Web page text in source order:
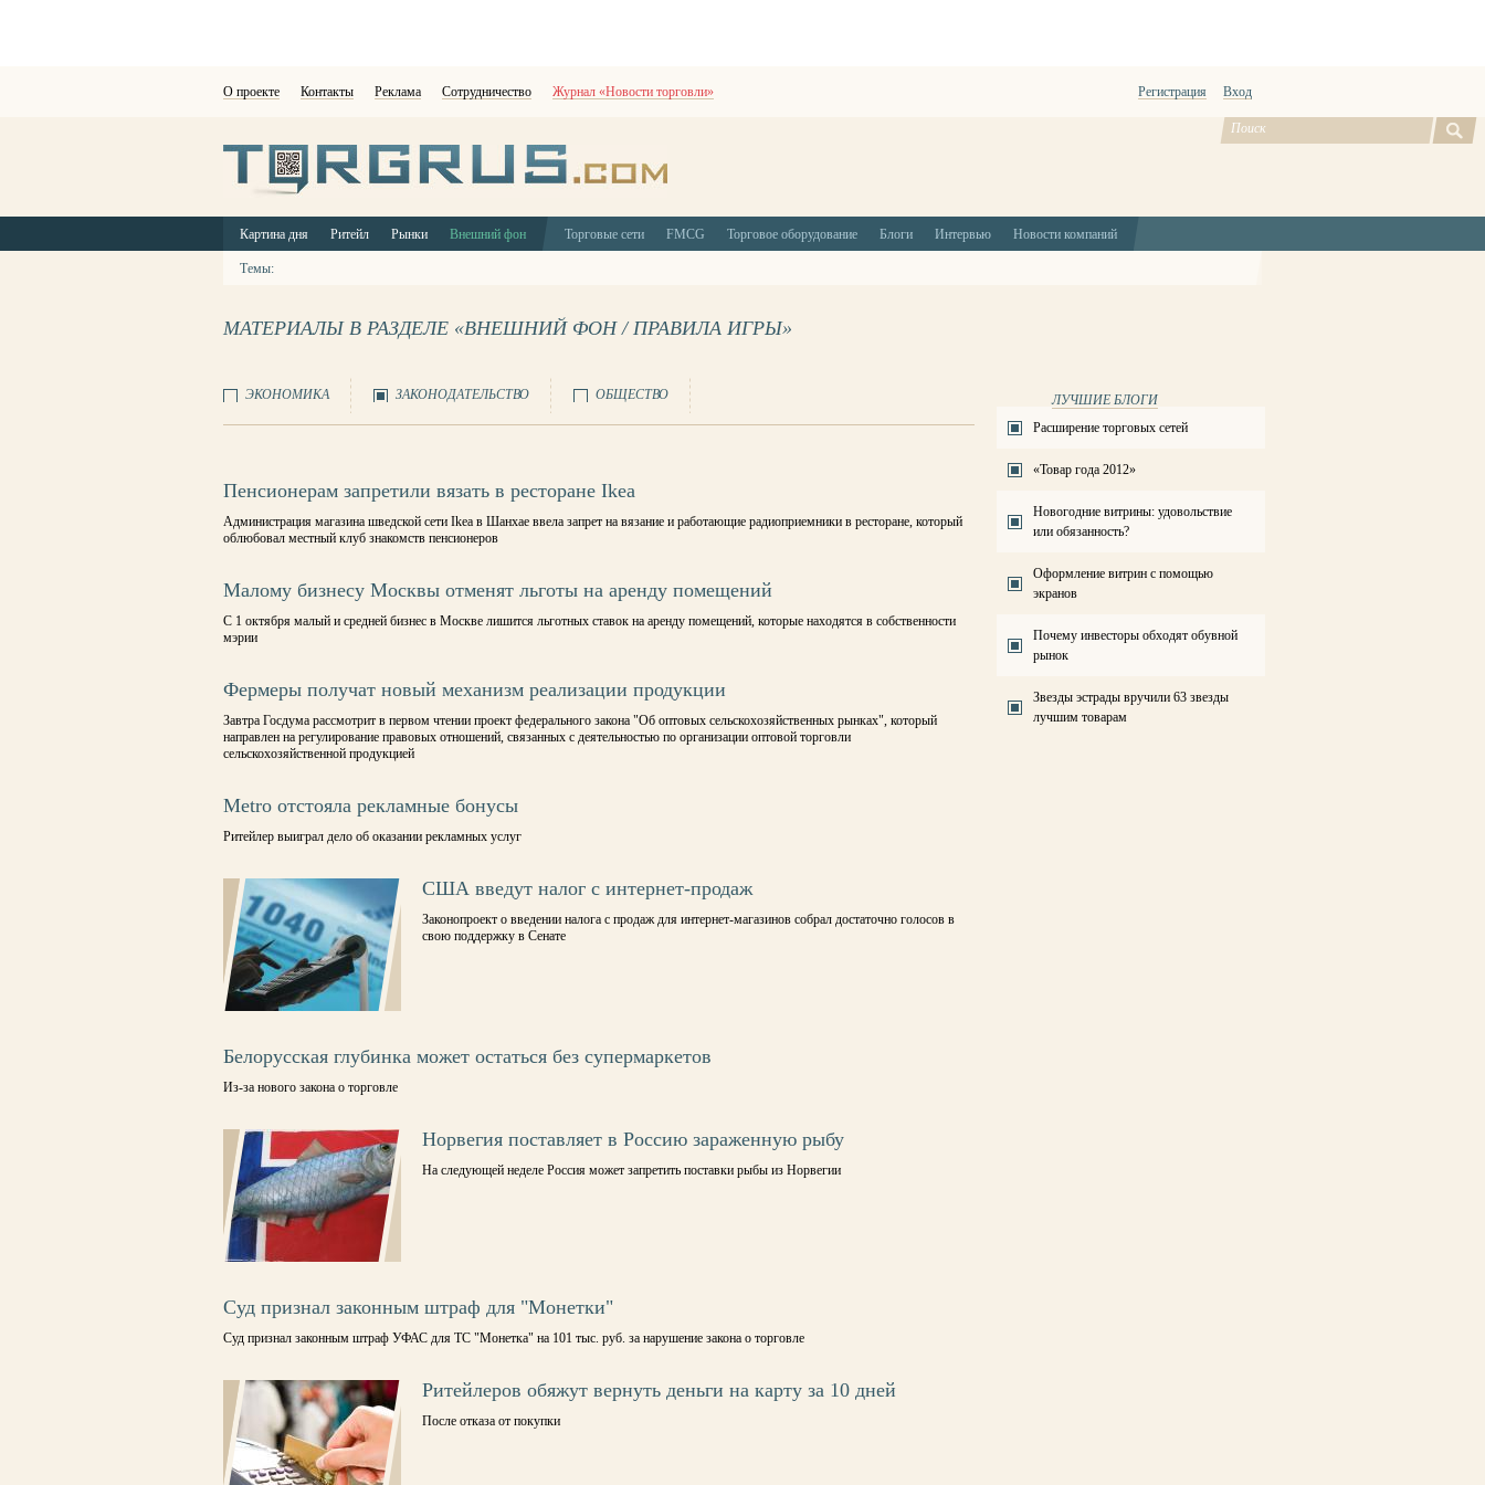
О проекте Контакты Реклама Сотрудничество Журнал «Новости торговли» Регистрация Вход
Картина дня Ритейл Рынки Внешний фон Торговые сети FMCG Торговое оборудование Блоги Интервью Новости компаний
Темы:
МАТЕРИАЛЫ В РАЗДЕЛЕ «ВНЕШНИЙ ФОН / ПРАВИЛА ИГРЫ»
ЭКОНОМИКА ЗАКОНОДАТЕЛЬСТВО ОБЩЕСТВО
Пенсионерам запретили вязать в ресторане Ikea
Администрация магазина шведской сети Ikea в Шанхае ввела запрет на вязание и работающие радиоприемники в ресторане, который
облюбовал местный клуб знакомств пенсионеров
Малому бизнесу Москвы отменят льготы на аренду помещений
С 1 октября малый и средней бизнес в Москве лишится льготных ставок на аренду помещений, которые находятся в собственности
мэрии
Фермеры получат новый механизм реализации продукции
Завтра Госдума рассмотрит в первом чтении проект федерального закона "Об оптовых сельскохозяйственных рынках", который
направлен на регулирование правовых отношений, связанных с деятельностью по организации оптовой торговли
сельскохозяйственной продукцией
Metro отстояла рекламные бонусы
Ритейлер выиграл дело об оказании рекламных услуг
США введут налог с интернет-продаж
Законопроект о введении налога с продаж для интернет-магазинов собрал достаточно голосов в
свою поддержку в Сенате
Белорусская глубинка может остаться без супермаркетов
Из-за нового закона о торговле
Норвегия поставляет в Россию зараженную рыбу
На следующей неделе Россия может запретить поставки рыбы из Норвегии
Суд признал законным штраф для "Монетки"
Суд признал законным штраф УФАС для ТС "Монетка" на 101 тыс. руб. за нарушение закона о торговле
Ритейлеров обяжут вернуть деньги на карту за 10 дней
После отказа от покупки
ЛУЧШИЕ БЛОГИ
Расширение торговых сетей
«Товар года 2012»
Новогодние витрины: удовольствие
или обязанность?
Оформление витрин с помощью
экранов
Почему инвесторы обходят обувной
рынок
Звезды эстрады вручили 63 звезды
лучшим товарам